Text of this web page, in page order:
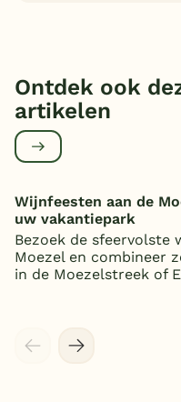
Ontdek ook
artikelen
Wijnfeesten aan de
uw vakantiepark
Bezoek de sfeervolste
Moezel en combineer
in de Moezelstreek of